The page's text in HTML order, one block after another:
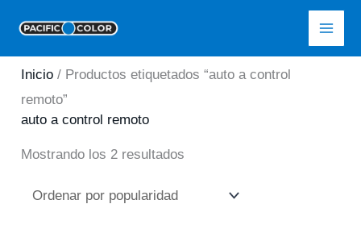
contenido
Inicio / Productos etiquetados “auto a control
remoto”
auto a control remoto
Mostrando los 2 resultados
popularidad